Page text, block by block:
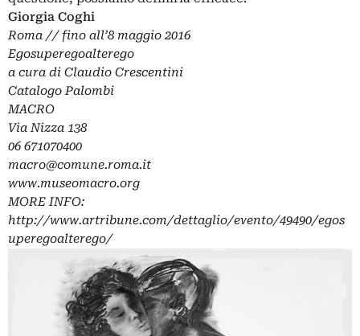
Giorgia Coghi
Roma // fino all’8 maggio 2016
Egosuperegoalterego
a cura di Claudio Crescentini
Catalogo Palombi
MACRO
Via Nizza 138
06 671070400
macro@comune.roma.it
www.museomacro.org
MORE INFO:
http://www.artribune.com/dettaglio/evento/49490/egos
uperegoalterego/